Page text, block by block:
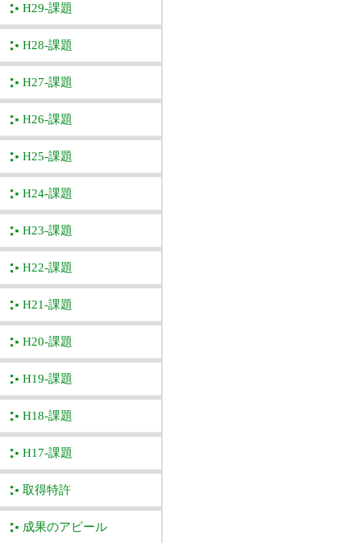
H29-課題
H28-課題
H27-課題
H26-課題
H25-課題
H24-課題
H23-課題
H22-課題
H21-課題
H20-課題
H19-課題
H18-課題
H17-課題
取得特許
成果のアピール